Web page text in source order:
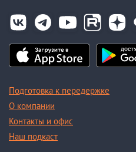
Подготовка к передержке
О компании
Контакты и офис
Наш подкаст